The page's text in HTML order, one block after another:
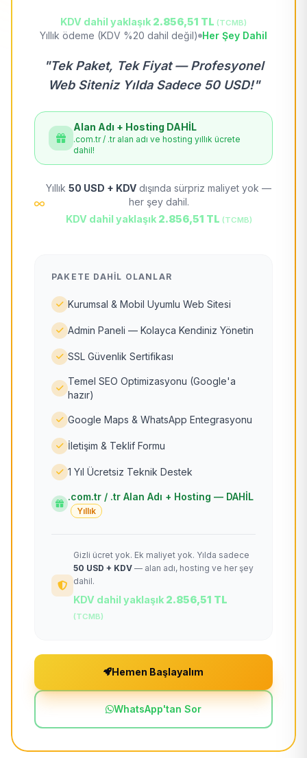
KDV dahil yaklaşık 2.856,51 TL (TCMB)
Yıllık ödeme (KDV %20 dahil değil) Her Şey Dahil
"Tek Paket, Tek Fiyat — Profesyonel
Web Siteniz Yılda Sadece 50 USD!"
Alan Adı + Hosting DAHİL
.com.tr / .tr alan adı ve hosting yıllık ücrete
dahil!
Yıllık 50 USD + KDV dışında sürpriz maliyet yok —
her şey dahil.
KDV dahil yaklaşık 2.856,51 TL (TCMB)
PAKETE DAHIL OLANLAR
Kurumsal & Mobil Uyumlu Web Sitesi
Admin Paneli — Kolayca Kendiniz Yönetin
SSL Güvenlik Sertifikası
Temel SEO Optimizasyonu (Google'a
hazır)
Google Maps & WhatsApp Entegrasyonu
İletişim & Teklif Formu
1 Yıl Ücretsiz Teknik Destek
.com.tr / .tr Alan Adı + Hosting — DAHİL
Yıllık
Gizli ücret yok. Ek maliyet yok. Yılda sadece
50 USD + KDV — alan adı, hosting ve her şey
dahil.
KDV dahil yaklaşık 2.856,51 TL
(TCMB)
Hemen Başlayalım
WhatsApp'tan Sor